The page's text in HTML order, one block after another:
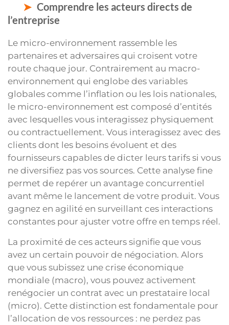
Comprendre les acteurs directs de
l’entreprise
Le micro-environnement rassemble les
partenaires et adversaires qui croisent votre
route chaque jour. Contrairement au macro-
environnement qui englobe des variables
globales comme l’inflation ou les lois nationales,
le micro-environnement est composé d’entités
avec lesquelles vous interagissez physiquement
ou contractuellement. Vous interagissez avec des
clients dont les besoins évoluent et des
fournisseurs capables de dicter leurs tarifs si vous
ne diversifiez pas vos sources. Cette analyse fine
permet de repérer un avantage concurrentiel
avant même le lancement de votre produit. Vous
gagnez en agilité en surveillant ces interactions
constantes pour ajuster votre offre en temps réel.
La proximité de ces acteurs signifie que vous
avez un certain pouvoir de négociation. Alors
que vous subissez une crise économique
mondiale (macro), vous pouvez activement
renégocier un contrat avec un prestataire local
(micro). Cette distinction est fondamentale pour
l’allocation de vos ressources : ne perdez pas